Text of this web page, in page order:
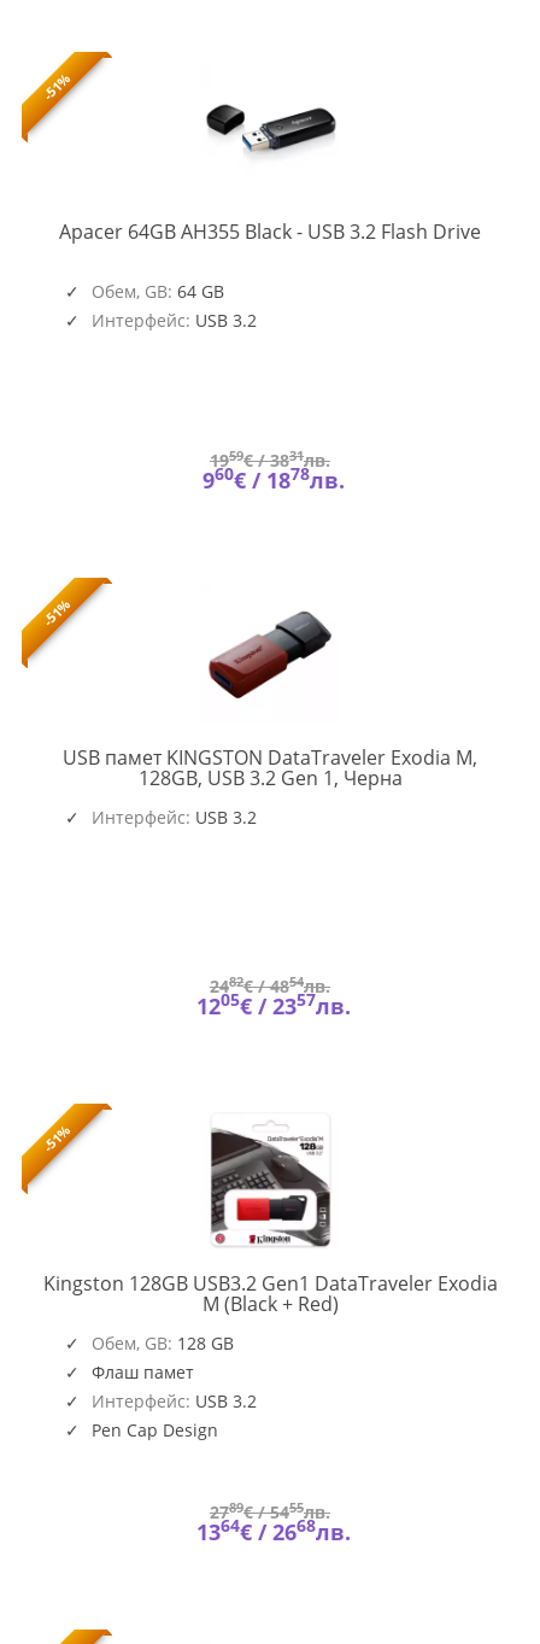
-51%
Apacer 64GB AH355 Black - USB 3.2 Flash Drive
Обем, GB: 64 GB
Интерфейс: USB 3.2
1959€ /3831лв.
960€ / 1878лв.
-51%
USB памет KINGSTON DataTraveler Exodia M,
128GB, USB 3.2 Gen 1, ЧернаKIN-
Интерфейс: USB 3.2
2482€ /4854лв.
1205€ /2357лв.
-51%
Kingston 128GB USB3.2 Gen1 DataTraveler Exodia
M (Black + Red)DTXM/128GB
Обем, GB: 128 GB
Флаш памет
Интерфейс: USB 3.2
Pen Cap Design
2789€ /5455лв.
1364€ /2668лв.